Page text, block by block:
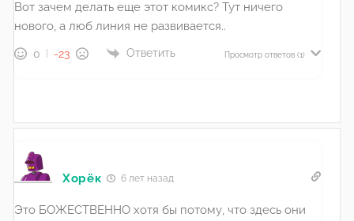
Вот зачем делать еще этот комикс? Тут ничего
нового, а люб линия не развивается..
0 -23 Ответить Просмотр ответов (1)
Хорёк 6 лет назад
Это БОЖЕСТВЕННО хотя бы потому, что здесь они